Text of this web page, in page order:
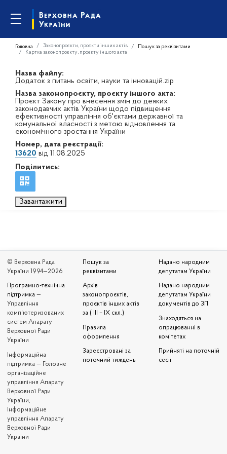
Головна Законопроєкти, проєкти інших актів
Пошук за реквізитами
Картка законопроєкту, проєкту іншого акта
Назва файлу:
Додаток з питань освіти, науки та інновацій.zip
Назва законопроєкту, проєкту іншого акта:
Проєкт Закону про внесення змін до деяких
законодавчих актів України щодо підвищення
ефективності управління об'єктами державної та
комунальної власності з метою відновлення та
економічного зростання України
Номер, дата реєстрації:
13620 від 11.08.2025
Поділитись:
Завантажити
© Верховна Рада
України 1994—2026
Програмно-технічна
підтримка —
Управління
комп'ютеризованих
систем Апарату
Верховної Ради
України
Iнформаційна
підтримка — Головне
організаційне
управління Апарату
Верховної Ради
України,
Інформаційне
управління Апарату
Верховної Ради
України
Пошук за
реквізитами
Архів
законопроєктів,
проєктів інших актів
за ( III – IX скл.)
Правила
оформлення
Зареєстровані за
поточний тиждень
Надано народним
депутатам України
Надано народним
депутатам України
документів до ЗП
Знаходяться на
опрацюванні в
комітетах
Прийняті на поточній
сесії